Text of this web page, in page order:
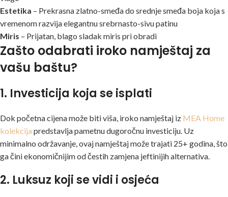
Estetika – Prekrasna zlatno-smeđa do srednje smeđa boja koja s
vremenom razvija elegantnu srebrnasto-sivu patinu
Miris – Prijatan, blago sladak miris pri obradi
Zašto odabrati iroko namještaj za
vašu baštu?
1. Investicija koja se isplati
Dok početna cijena može biti viša, iroko namještaj iz MEA Home
kolekcija predstavlja pametnu dugoročnu investiciju. Uz
minimalno održavanje, ovaj namještaj može trajati 25+ godina, što
ga čini ekonomičnijim od čestih zamjena jeftinijih alternativa.
2. Luksuz koji se vidi i osjeća